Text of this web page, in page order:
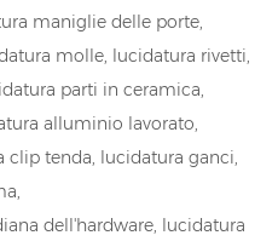
maniglie delle porte,
molle, lucidatura rivetti,
parti in ceramica,
alluminio lavorato,
clip tenda, lucidatura ganci,
dell'hardware, lucidatura